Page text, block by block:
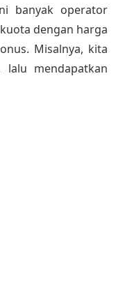
banyak operator
dengan harga
Misalnya, kita
lalu mendapatkan